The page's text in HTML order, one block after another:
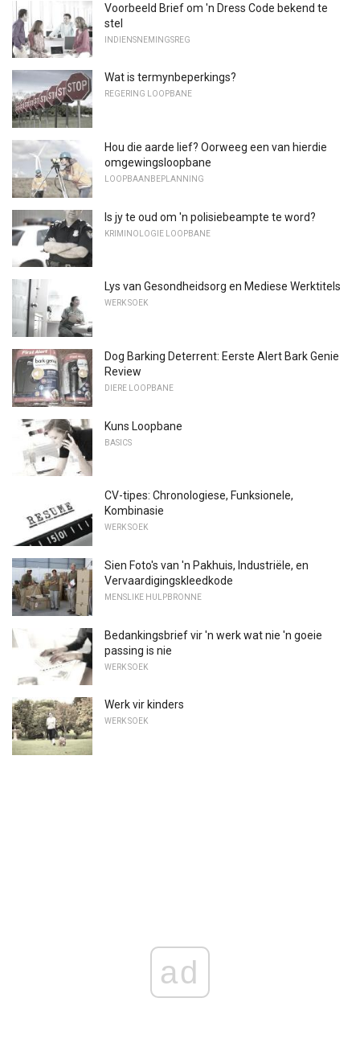
Voorbeeld Brief om 'n Dress Code bekend te
stel
INDIENSNEMINGSREG
Wat is termynbeperkings?
REGERING LOOPBANE
Hou die aarde lief? Oorweeg een van hierdie
omgewingsloopbane
LOOPBAANBEPLANNING
Is jy te oud om 'n polisiebeampte te word?
KRIMINOLOGIE LOOPBANE
Lys van Gesondheidsorg en Mediese Werktitels
WERK SOEK
Dog Barking Deterrent: Eerste Alert Bark Genie
Review
DIERE LOOPBANE
Kuns Loopbane
BASICS
CV-tipes: Chronologiese, Funksionele,
Kombinasie
WERK SOEK
Sien Foto's van 'n Pakhuis, Industriële, en
Vervaardigingskleedkode
MENSLIKE HULPBRONNE
Bedankingsbrief vir 'n werk wat nie 'n goeie
passing is nie
WERK SOEK
Werk vir kinders
WERK SOEK
ad